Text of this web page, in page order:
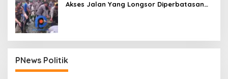
Akses Jalan Yang Longsor Diperbatasan
PNews Politik